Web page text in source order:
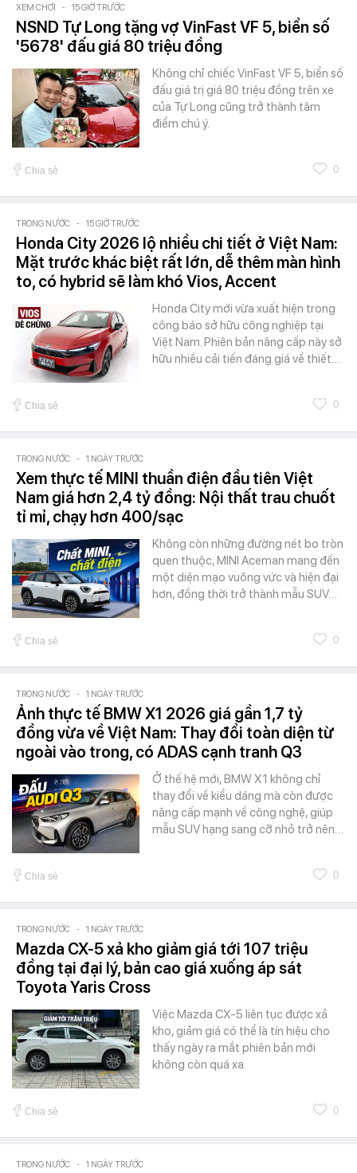
XEM CHƠI - 15 GIỜ TRƯỚC
NSND Tự Long tặng vợ VinFast VF 5, biển số
'5678' đấu giá 80 triệu đồng
Không chỉ chiếc VinFast VF 5, biển số
đấu giá trị giá 80 triệu đồng trên xe
của Tự Long cũng trở thành tâm
điểm chú ý.
Chia sẻ 0
TRONG NƯỚC - 15 GIỜ TRƯỚC
Honda City 2026 lộ nhiều chi tiết ở Việt Nam:
Mặt trước khác biệt rất lớn, dễ thêm màn hình
to, có hybrid sẽ làm khó Vios, Accent
Honda City mới vừa xuất hiện trong
công báo sở hữu công nghiệp tại
Việt Nam. Phiên bản nâng cấp này sở
hữu nhiều cải tiến đáng giá về thiết…
Chia sẻ 0
TRONG NƯỚC - 1 NGÀY TRƯỚC
Xem thực tế MINI thuần điện đầu tiên Việt
Nam giá hơn 2,4 tỷ đồng: Nội thất trau chuốt
tỉ mỉ, chạy hơn 400/sạc
Không còn những đường nét bo tròn
quen thuộc, MINI Aceman mang đến
một diện mạo vuông vức và hiện đại
hơn, đồng thời trở thành mẫu SUV…
Chia sẻ 0
TRONG NƯỚC - 1 NGÀY TRƯỚC
Ảnh thực tế BMW X1 2026 giá gần 1,7 tỷ
đồng vừa về Việt Nam: Thay đổi toàn diện từ
ngoài vào trong, có ADAS cạnh tranh Q3
Ở thế hệ mới, BMW X1 không chỉ
thay đổi về kiểu dáng mà còn được
nâng cấp mạnh về công nghệ, giúp
mẫu SUV hạng sang cỡ nhỏ trở nên…
Chia sẻ 0
TRONG NƯỚC - 1 NGÀY TRƯỚC
Mazda CX-5 xả kho giảm giá tới 107 triệu
đồng tại đại lý, bản cao giá xuống áp sát
Toyota Yaris Cross
Việc Mazda CX-5 liên tục được xả
kho, giảm giá có thể là tín hiệu cho
thấy ngày ra mắt phiên bản mới
không còn quá xa.
Chia sẻ 0
TRONG NƯỚC - 1 NGÀY TRƯỚC